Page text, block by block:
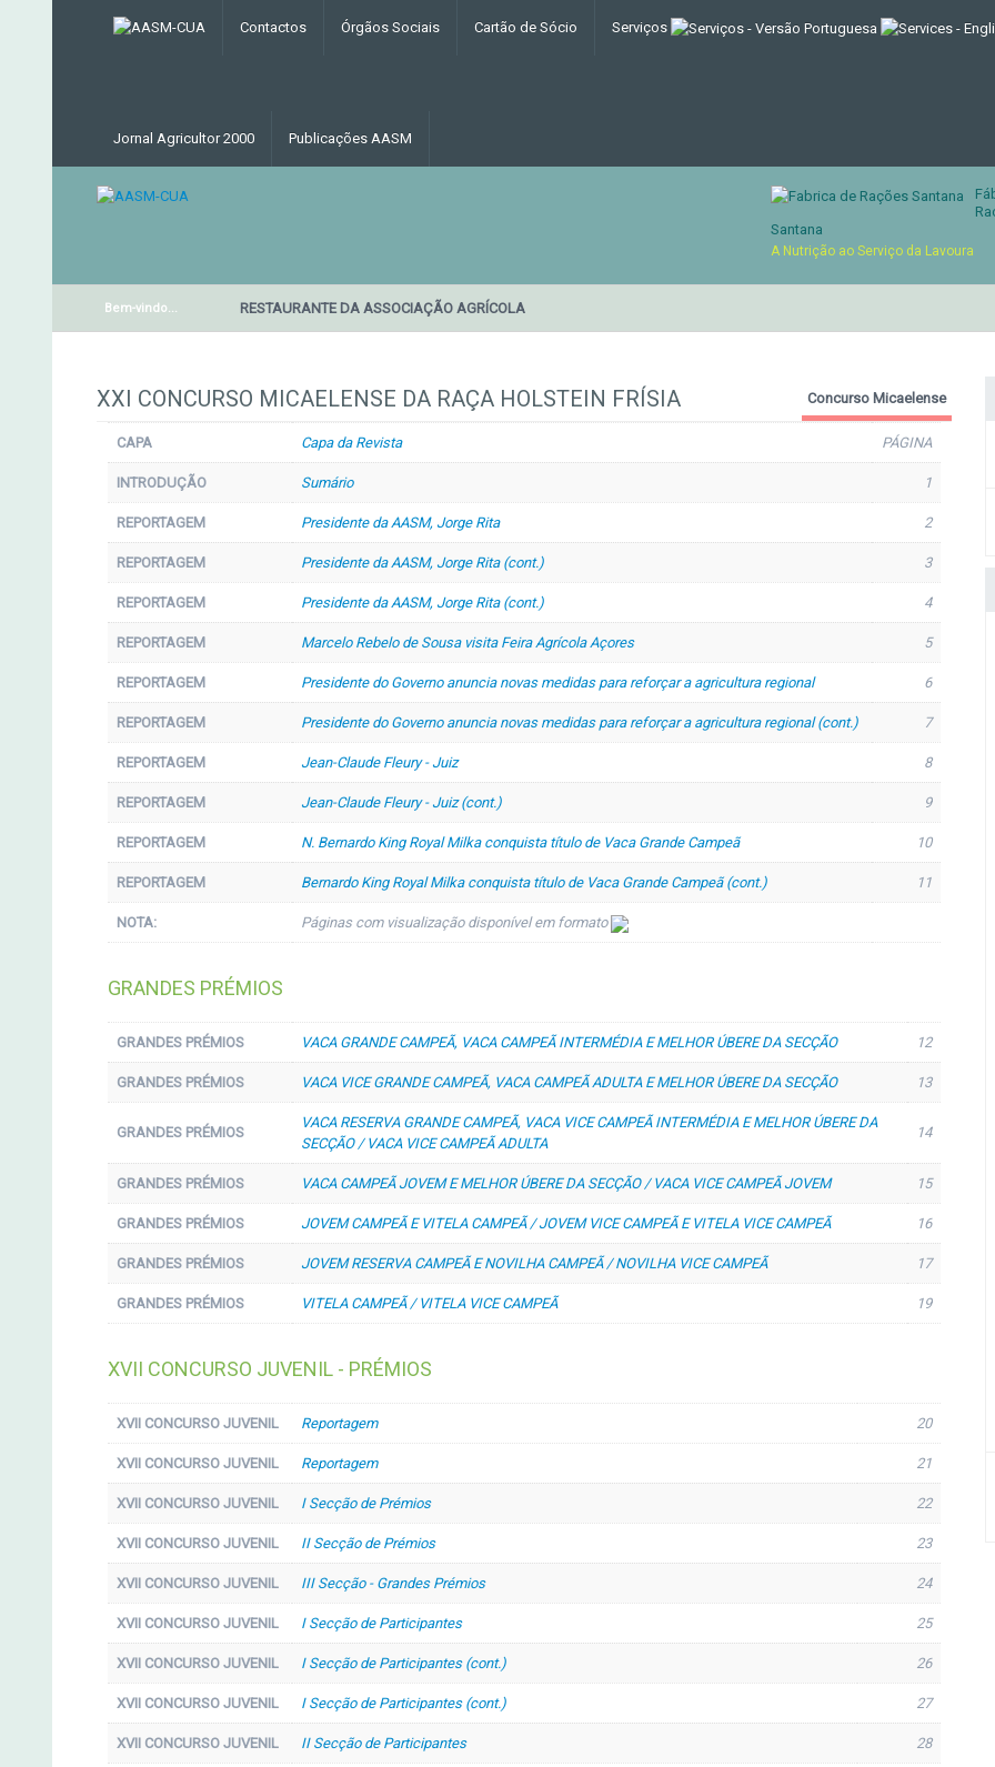
Contactos Órgãos Sociais Cartão de Sócio Serviços
Jornal Agricultor 2000 Publicações AASM
Santana
A Nutrição ao Serviço da Lavoura
Bem-vindo... RESTAURANTE DA ASSOCIAÇÃO AGRÍCOLA
XXI CONCURSO MICAELENSE DA RAÇA HOLSTEIN FRÍSIA Concurso Micaelense
CAPA Capa da Revista PÁGINA
INTRODUÇÃO Sumário 1
REPORTAGEM Presidente da AASM, Jorge Rita 2
REPORTAGEM Presidente da AASM, Jorge Rita (cont.) 3
REPORTAGEM Presidente da AASM, Jorge Rita (cont.) 4
REPORTAGEM Marcelo Rebelo de Sousa visita Feira Agrícola Açores 5
REPORTAGEM Presidente do Governo anuncia novas medidas para reforçar a agricultura regional 6
REPORTAGEM Presidente do Governo anuncia novas medidas para reforçar a agricultura regional (cont.) 7
REPORTAGEM Jean-Claude Fleury - Juiz 8
REPORTAGEM Jean-Claude Fleury - Juiz (cont.) 9
REPORTAGEM N. Bernardo King Royal Milka conquista título de Vaca Grande Campeã 10
REPORTAGEM Bernardo King Royal Milka conquista título de Vaca Grande Campeã (cont.) 11
NOTA: Páginas com visualização disponível em formato
GRANDES PRÉMIOS
GRANDES PRÉMIOS VACA GRANDE CAMPEÃ, VACA CAMPEÃ INTERMÉDIA E MELHOR ÚBERE DA SECÇÃO 12
GRANDES PRÉMIOS VACA VICE GRANDE CAMPEÃ, VACA CAMPEÃ ADULTA E MELHOR ÚBERE DA SECÇÃO 13
GRANDES PRÉMIOS
VACA RESERVA GRANDE CAMPEÃ, VACA VICE CAMPEÃ INTERMÉDIA E MELHOR ÚBERE DA
SECÇÃO / VACA VICE CAMPEÃ ADULTA
14
GRANDES PRÉMIOS VACA CAMPEÃ JOVEM E MELHOR ÚBERE DA SECÇÃO / VACA VICE CAMPEÃ JOVEM 15
GRANDES PRÉMIOS JOVEM CAMPEÃ E VITELA CAMPEÃ / JOVEM VICE CAMPEÃ E VITELA VICE CAMPEÃ 16
GRANDES PRÉMIOS JOVEM RESERVA CAMPEÃ E NOVILHA CAMPEÃ / NOVILHA VICE CAMPEÃ 17
GRANDES PRÉMIOS VITELA CAMPEÃ / VITELA VICE CAMPEÃ 19
XVII CONCURSO JUVENIL - PRÉMIOS
XVII CONCURSO JUVENIL Reportagem 20
XVII CONCURSO JUVENIL Reportagem 21
XVII CONCURSO JUVENIL I Secção de Prémios 22
XVII CONCURSO JUVENIL II Secção de Prémios 23
XVII CONCURSO JUVENIL III Secção - Grandes Prémios 24
XVII CONCURSO JUVENIL I Secção de Participantes 25
XVII CONCURSO JUVENIL I Secção de Participantes (cont.) 26
XVII CONCURSO JUVENIL I Secção de Participantes (cont.) 27
XVII CONCURSO JUVENIL II Secção de Participantes 28